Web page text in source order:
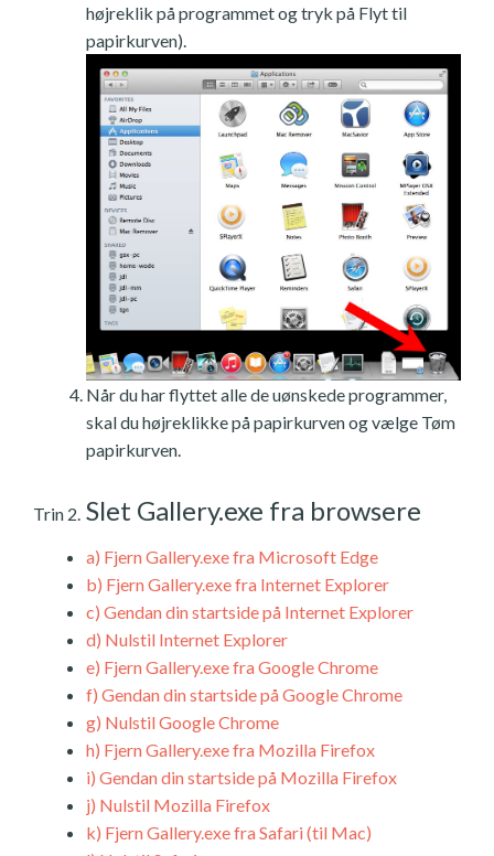
højreklik på programmet og tryk på Flyt til
papirkurven).
Når du har flyttet alle de uønskede programmer,
skal du højreklikke på papirkurven og vælge Tøm
papirkurven.
Trin 2. Slet Gallery.exe fra browsere
a) Fjern Gallery.exe fra Microsoft Edge
b) Fjern Gallery.exe fra Internet Explorer
c) Gendan din startside på Internet Explorer
d) Nulstil Internet Explorer
e) Fjern Gallery.exe fra Google Chrome
f) Gendan din startside på Google Chrome
g) Nulstil Google Chrome
h) Fjern Gallery.exe fra Mozilla Firefox
i) Gendan din startside på Mozilla Firefox
j) Nulstil Mozilla Firefox
k) Fjern Gallery.exe fra Safari (til Mac)